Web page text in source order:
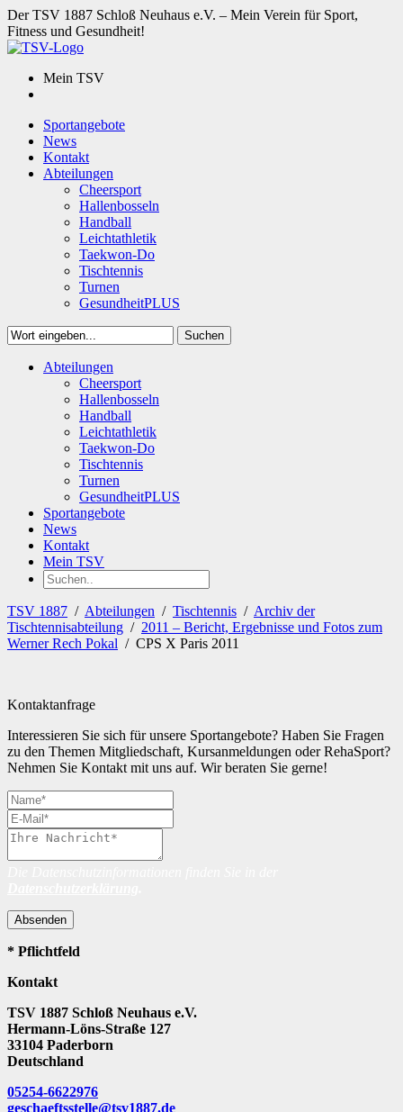
Der TSV 1887 Schloß Neuhaus e.V. – Mein Verein für Sport,
Fitness und Gesundheit!
Mein TSV
Sportangebote
News
Kontakt
Abteilungen
Cheersport
Hallenbosseln
Handball
Leichtathletik
Taekwon-Do
Tischtennis
Turnen
GesundheitPLUS
Suchen
SuchenAbteilungen
Cheersport
Hallenbosseln
Handball
Leichtathletik
Taekwon-Do
Tischtennis
Turnen
GesundheitPLUS
Sportangebote
News
Kontakt
Mein TSV
TSV 1887 / Abteilungen / Tischtennis / Archiv der
Tischtennisabteilung / 2011 – Bericht, Ergebnisse und Fotos zum
Werner Rech Pokal / CPS X Paris 2011
Kontaktanfrage
Interessieren Sie sich für unsere Sportangebote? Haben Sie Fragen
zu den Themen Mitgliedschaft, Kursanmeldungen oder RehaSport?
Nehmen Sie Kontakt mit uns auf. Wir beraten Sie gerne!
Absenden
* Pflichtfeld
Kontakt
TSV 1887 Schloß Neuhaus e.V.
Hermann-Löns-Straße 127
33104 Paderborn
Deutschland
05254-6622976
geschaeftsstelle@tsv1887.de